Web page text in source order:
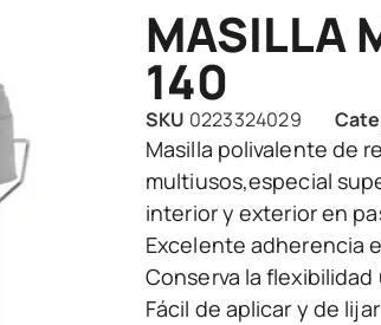
MASILLA
140
SKU 0223324029
Masilla polivalente de
multiusos,especial
interior y exterior en
Excelente adherencia
Conserva la flexibilidad
Fácil de aplicar y de lijar